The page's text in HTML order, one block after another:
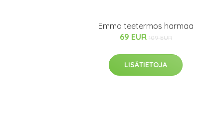
Emma teetermos harmaa
69 EUR 109 EUR
LISÄTIETOJA